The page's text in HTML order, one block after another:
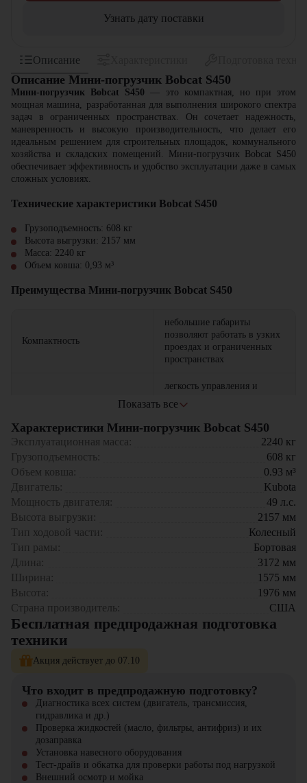
Узнать дату поставки
Описание
Описание Мини-погрузчик Bobcat S450
Мини-погрузчик Bobcat S450 — это компактная, но при этом
мощная машина, разработанная для выполнения широкого спектра
задач в ограниченных пространствах. Он сочетает надежность,
маневренность и высокую производительность, что делает его
идеальным решением для строительных площадок, коммунального
хозяйства и складских помещений. Мини-погрузчик Bobcat S450
обеспечивает эффективность и удобство эксплуатации даже в самых
сложных условиях.
Технические характеристики Bobcat S450
Грузоподъемность: 608 кг
Высота выгрузки: 2157 мм
Масса: 2240 кг
Объем ковша: 0,93 м³
Преимущества Мини-погрузчик Bobcat S450
Компактность
небольшие габариты
позволяют работать в узких
проездах и ограниченных
пространствах
легкость управления и
обеспечивают удобство в
любых условиях
Универсальность
приспособлений расширяет
Надежность
конструкция разработана с
устойчивости к нагрузкам
Комфорт
отличным обзором делает
Экономичность
Где применяется Мини-погрузчик Bobcat S450?
строительстве и дорожных работах;
складской и логистической сфере;
коммунальном хозяйстве и благоустройстве;
сельском хозяйстве;
ландшафтных проектах и мелких производственных задачах.
Показать все
Характеристики Мини-погрузчик Bobcat S450
Эксплуатационная масса: 2240 кг
Грузоподъемность:
608 кг
Объем ковша:
0.93 м³
Двигатель:
Kubota
Мощность двигателя:
49 л.с.
Высота выгрузки:
2157 мм
Тип ходовой части:
Колесный
Тип рамы:
Бортовая
Длина:
3172 мм
Ширина:
1575 мм
Высота:
1976 мм
Страна производитель:
США
Бесплатная предпродажная подготовка
техники
Акция действует до 07.10
Что входит в предпродажную подготовку?
Диагностика всех систем (двигатель, трансмиссия,
гидравлика и др.)
Проверка жидкостей (масло, фильтры, антифриз) и их
дозаправка
Установка навесного оборудования
Тест-драйв и обкатка для проверки работы под нагрузкой
Внешний осмотр и мойка